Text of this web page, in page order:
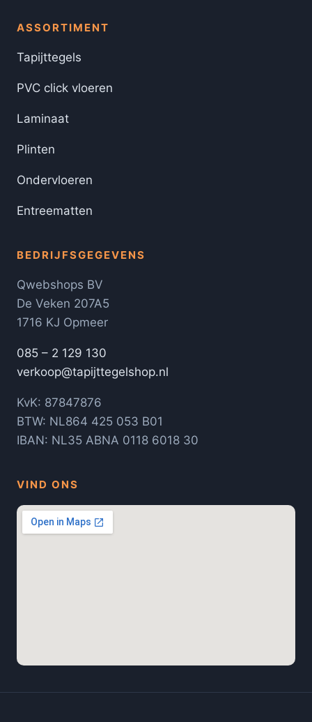
ASSORTIMENT
Tapijttegels
PVC click vloeren
Laminaat
Plinten
Ondervloeren
Entreematten
BEDRIJFSGEGEVENS
Qwebshops BV
De Veken 207A5
1716 KJ Opmeer
085 – 2 129 130
verkoop@tapijttegelshop.nl
KvK: 87847876
BTW: NL864 425 053 B01
IBAN: NL35 ABNA 0118 6018 30
VIND ONS